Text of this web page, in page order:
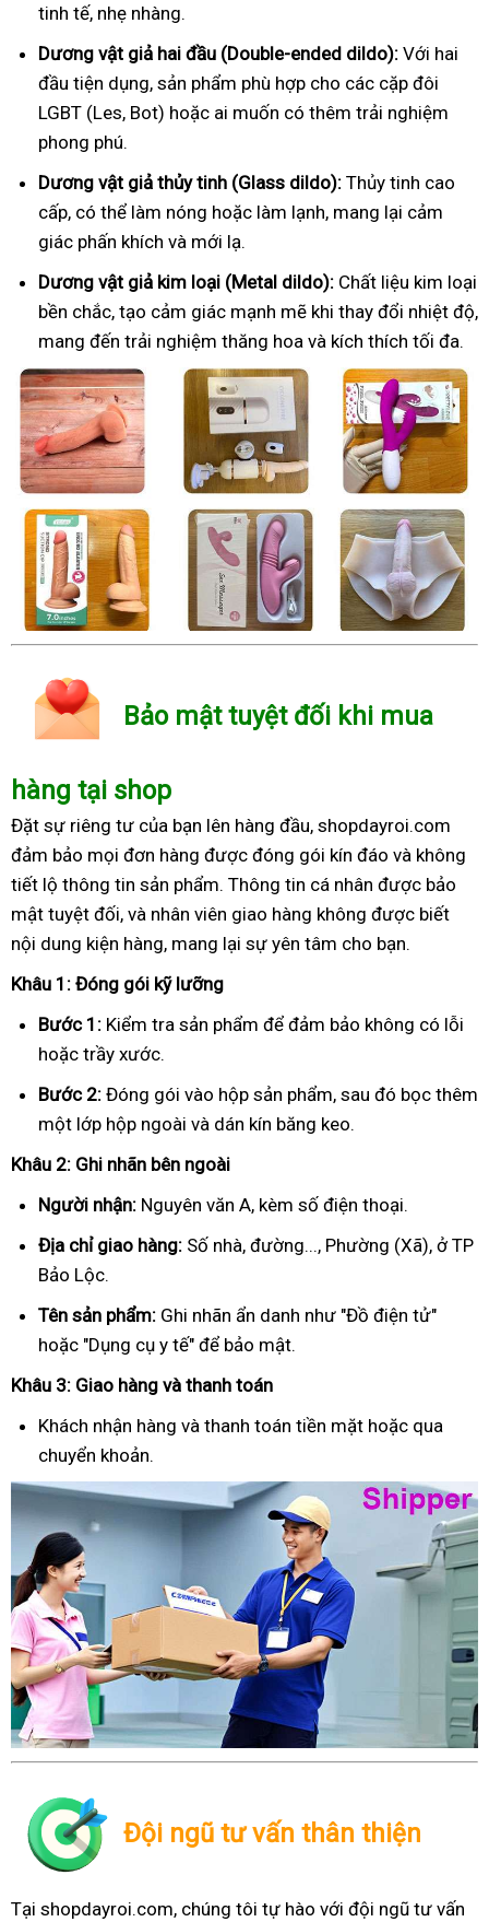
tinh tế, nhẹ nhàng.
Dương vật giả hai đầu (Double-ended dildo): Với hai
đầu tiện dụng, sản phẩm phù hợp cho các cặp đôi
LGBT (Les, Bot) hoặc ai muốn có thêm trải nghiệm
phong phú.
Dương vật giả thủy tinh (Glass dildo): Thủy tinh cao
cấp, có thể làm nóng hoặc làm lạnh, mang lại cảm
giác phấn khích và mới lạ.
Dương vật giả kim loại (Metal dildo): Chất liệu kim loại
bền chắc, tạo cảm giác mạnh mẽ khi thay đổi nhiệt độ,
mang đến trải nghiệm thăng hoa và kích thích tối đa.
Bảo mật tuyệt đối khi mua
hàng tại shop
Đặt sự riêng tư của bạn lên hàng đầu, shopdayroi.com
đảm bảo mọi đơn hàng được đóng gói kín đáo và không
tiết lộ thông tin sản phẩm. Thông tin cá nhân được bảo
mật tuyệt đối, và nhân viên giao hàng không được biết
nội dung kiện hàng, mang lại sự yên tâm cho bạn.
Khâu 1: Đóng gói kỹ lưỡng
Bước 1: Kiểm tra sản phẩm để đảm bảo không có lỗi
hoặc trầy xước.
Bước 2: Đóng gói vào hộp sản phẩm, sau đó bọc thêm
một lớp hộp ngoài và dán kín băng keo.
Khâu 2: Ghi nhãn bên ngoài
Người nhận: Nguyên văn A, kèm số điện thoại.
Địa chỉ giao hàng: Số nhà, đường..., Phường (Xã), ở TP
Bảo Lộc.
Tên sản phẩm: Ghi nhãn ẩn danh như "Đồ điện tử"
hoặc "Dụng cụ y tế" để bảo mật.
Khâu 3: Giao hàng và thanh toán
Khách nhận hàng và thanh toán tiền mặt hoặc qua
chuyển khoản.
Đội ngũ tư vấn thân thiện
Tại shopdayroi.com, chúng tôi tự hào với đội ngũ tư vấn